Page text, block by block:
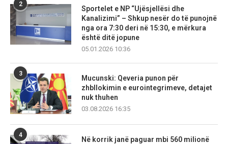
2
Sportelet e NP “Ujësjellësi dhe
Kanalizimi” – Shkup nesër do të punojnë
nga ora 7:30 deri në 15:30, e mërkura
është ditë jopune
05.01.2026 10:36
3
Mucunski: Qeveria punon për
zhbllokimin e eurointegrimeve, detajet
nuk thuhen
03.08.2026 16:35
4
Në korrik janë paguar mbi 560 milionë